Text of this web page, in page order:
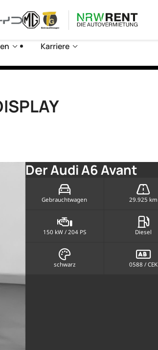
Karriere
Der Audi A6 Avant
Gebrauchtwagen 29.925 km
150 kW / 204 PS Diesel
schwarz 0588 / CEK